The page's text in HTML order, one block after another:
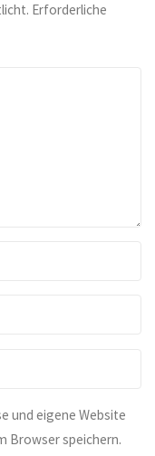
Erforderliche
und eigene Website
Browser speichern.